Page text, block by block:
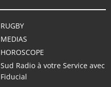
RUGBY
MEDIAS
HOROSCOPE
Sud Radio à votre Service avec
Fiducial